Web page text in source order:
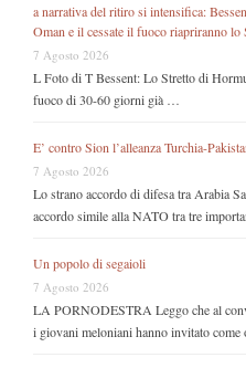
a narrativa del ritiro si intensifica:
Oman e il cessate il fuoco riapriranno
7 Agosto 2026
L Foto di T Bessent: Lo Stretto di
fuoco di 30-60 giorni già …
E’ contro Sion l’alleanza Turchia-
7 Agosto 2026
Lo strano accordo di difesa tra Arabia
accordo simile alla NATO tra tre
Un popolo di segaioli
7 Agosto 2026
LA PORNODESTRA Leggo che al
i giovani meloniani hanno invitato